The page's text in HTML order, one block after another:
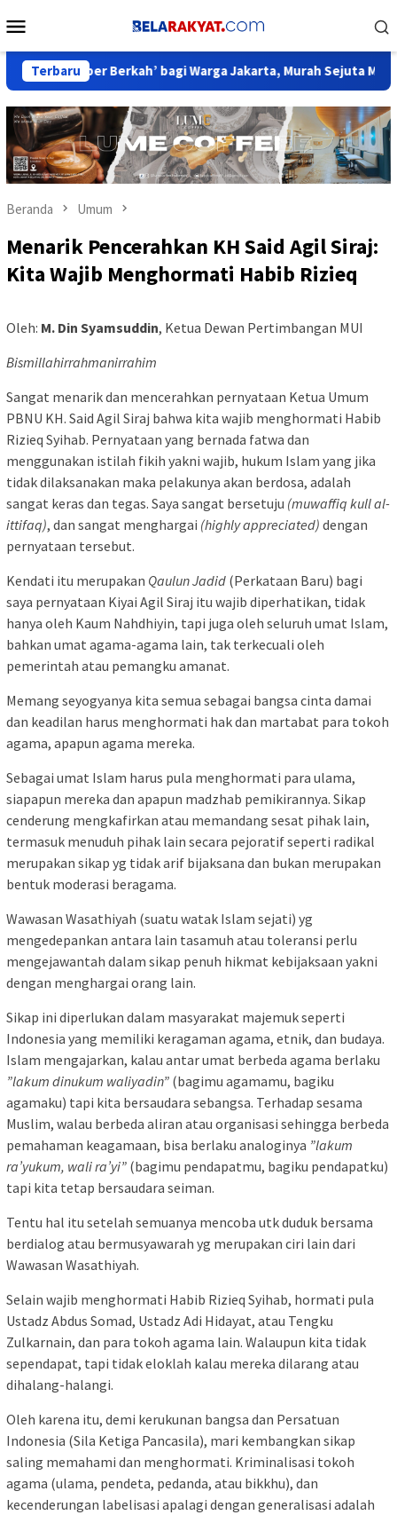
ke
Mobile
Terbaru
Berkah’ bagi Warga Jakarta, Murah Sejuta Manfaat
Beranda Umum
Menarik Pencerahkan KH Said Agil Siraj:
Kita Wajib Menghormati Habib Rizieq
Oleh: M. Din Syamsuddin, Ketua Dewan Pertimbangan MUI
Bismillahirrahmanirrahim
Sangat menarik dan mencerahkan pernyataan Ketua Umum
PBNU KH. Said Agil Siraj bahwa kita wajib menghormati Habib
Rizieq Syihab. Pernyataan yang bernada fatwa dan
menggunakan istilah fikih yakni wajib, hukum Islam yang jika
tidak dilaksanakan maka pelakunya akan berdosa, adalah
sangat keras dan tegas. Saya sangat bersetuju (muwaffiq kull al-
ittifaq), dan sangat menghargai (highly appreciated) dengan
pernyataan tersebut.
Kendati itu merupakan Qaulun Jadid (Perkataan Baru) bagi
saya pernyataan Kiyai Agil Siraj itu wajib diperhatikan, tidak
hanya oleh Kaum Nahdhiyin, tapi juga oleh seluruh umat Islam,
bahkan umat agama-agama lain, tak terkecuali oleh
pemerintah atau pemangku amanat.
Memang seyogyanya kita semua sebagai bangsa cinta damai
dan keadilan harus menghormati hak dan martabat para tokoh
agama, apapun agama mereka.
Sebagai umat Islam harus pula menghormati para ulama,
siapapun mereka dan apapun madzhab pemikirannya. Sikap
cenderung mengkafirkan atau memandang sesat pihak lain,
termasuk menuduh pihak lain secara pejoratif seperti radikal
merupakan sikap yg tidak arif bijaksana dan bukan merupakan
bentuk moderasi beragama.
Wawasan Wasathiyah (suatu watak Islam sejati) yg
mengedepankan antara lain tasamuh atau toleransi perlu
mengejawantah dalam sikap penuh hikmat kebijaksaan yakni
dengan menghargai orang lain.
Sikap ini diperlukan dalam masyarakat majemuk seperti
Indonesia yang memiliki keragaman agama, etnik, dan budaya.
Islam mengajarkan, kalau antar umat berbeda agama berlaku
”lakum dinukum waliyadin” (bagimu agamamu, bagiku
agamaku) tapi kita bersaudara sebangsa. Terhadap sesama
Muslim, walau berbeda aliran atau organisasi sehingga berbeda
pemahaman keagamaan, bisa berlaku analoginya ”lakum
ra’yukum, wali ra’yi” (bagimu pendapatmu, bagiku pendapatku)
tapi kita tetap bersaudara seiman.
Tentu hal itu setelah semuanya mencoba utk duduk bersama
berdialog atau bermusyawarah yg merupakan ciri lain dari
Wawasan Wasathiyah.
Selain wajib menghormati Habib Rizieq Syihab, hormati pula
Ustadz Abdus Somad, Ustadz Adi Hidayat, atau Tengku
Zulkarnain, dan para tokoh agama lain. Walaupun kita tidak
sependapat, tapi tidak eloklah kalau mereka dilarang atau
dihalang-halangi.
Oleh karena itu, demi kerukunan bangsa dan Persatuan
Indonesia (Sila Ketiga Pancasila), mari kembangkan sikap
saling memahami dan menghormati. Kriminalisasi tokoh
agama (ulama, pendeta, pedanda, atau bikkhu), dan
kecenderungan labelisasi apalagi dengan generalisasi adalah